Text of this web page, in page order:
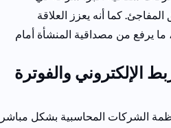
المفاجئ. كما أنه يعزز العلاقة
يرفع من مصداقية المنشأة أمام
الإلكتروني والفوترة
الشركات المحاسبية بشكل مباشر